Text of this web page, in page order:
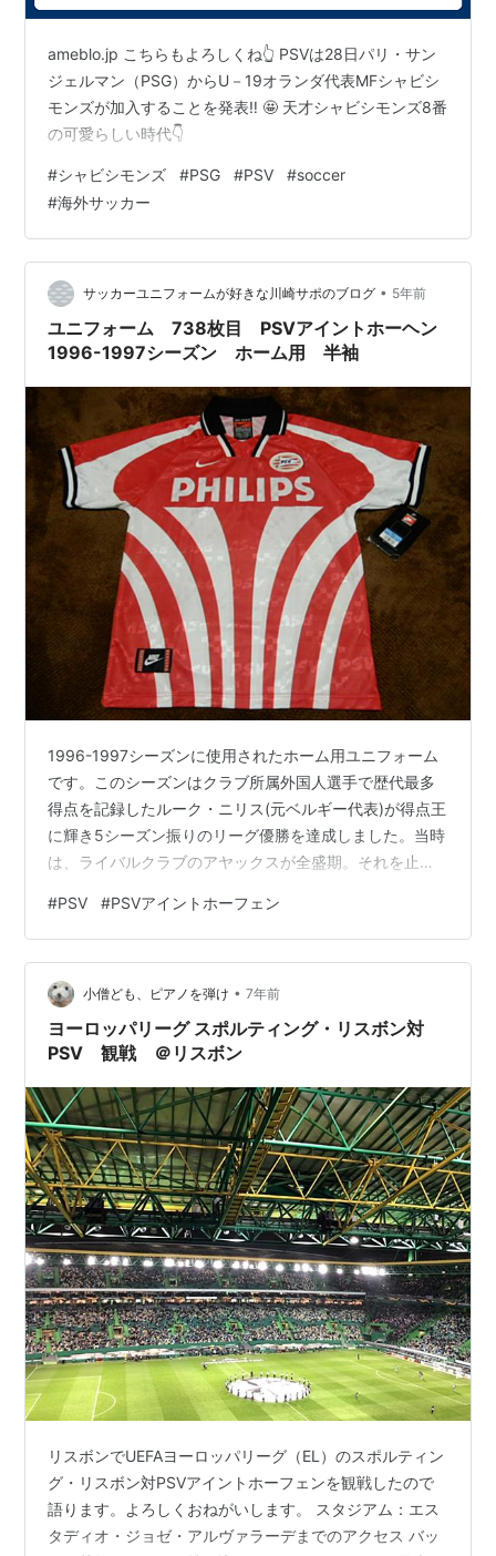
ameblo.jp こちらもよろしくね👆 PSVは28日パリ・サン
ジェルマン（PSG）からU－19オランダ代表MFシャビシ
モンズが加入することを発表‼ 🤩 天才シャビシモンズ8番
の可愛らしい時代👇
#シャビシモンズ #PSG #PSV #soccer
#海外サッカー
サッカーユニフォームが好きな川崎サポのブログ • 5年前
ユニフォーム 738枚目 PSVアイントホーヘン
1996-1997シーズン ホーム用 半袖
1996-1997シーズンに使用されたホーム用ユニフォーム
です。このシーズンはクラブ所属外国人選手で歴代最多
得点を記録したルーク・ニリス(元ベルギー代表)が得点王
に輝き5シーズン振りのリーグ優勝を達成しました。当時
は、ライバルクラブのアヤックスが全盛期。それを止め
しゅう クラブエンブレムはワッペン縫い付け スポンサー
ロゴは昇華プリント ユニフォームの生地にはクラブ名の
透かしが入っています。 袖口にもクラブ名が入った小さ
なタグが縫い付けられております。 今シーズンからは、
サプライヤーがumbro社からpuma社に変更されました。
最後にNIKE社…
#PSV #PSVアイントホーフェン
小僧ども、ピアノを弾け • 7年前
ヨーロッパリーグ スポルティング・リスボン対
PSV 観戦 ＠リスボン
リスボンでUEFAヨーロッパリーグ（EL）のスポルティン
グ・リスボン対PSVアイントホーフェンを観戦したので
語ります。よろしくおねがいします。 スタジアム：エス
タディオ・ジョゼ・アルヴァラーデまでのアクセス バッ